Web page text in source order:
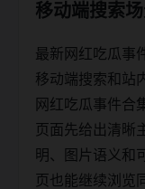
移动端搜索
最新网红吃瓜事
移动端搜索和站
网红吃瓜事件合
页面先给出清晰
明、图片语义和
页也能继续浏览